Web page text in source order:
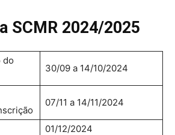
SCMR 2024/2025
do
30/09 a 14/10/2024
07/11 a 14/11/2024
01/12/2024